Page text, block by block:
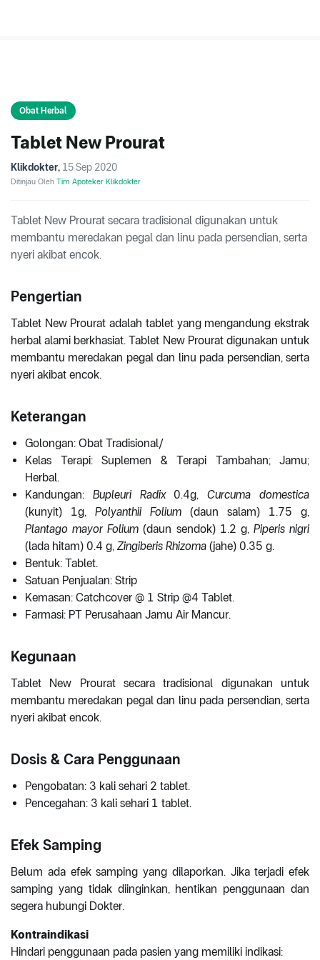
Obat Herbal
Tablet New Prourat
Klikdokter, 15 Sep 2020
Ditinjau Oleh Tim Apoteker Klikdokter
Tablet New Prourat secara tradisional digunakan untuk
membantu meredakan pegal dan linu pada persendian, serta
nyeri akibat encok.
Pengertian
Tablet New Prourat adalah tablet yang mengandung ekstrak
herbal alami berkhasiat. Tablet New Prourat digunakan untuk
membantu meredakan pegal dan linu pada persendian, serta
nyeri akibat encok.
Keterangan
Golongan: Obat Tradisional/
Kelas Terapi: Suplemen & Terapi Tambahan; Jamu;
Herbal.
Kandungan: Bupleuri Radix0.4g,Curcuma domestica
(kunyit) 1g, Polyanthii Folium (daun salam) 1.75 g,
Plantago mayor Folium (daun sendok) 1.2 g, Piperis nigri
(lada hitam) 0.4 g, Zingiberis Rhizoma (jahe) 0.35 g.
Bentuk: Tablet.
Satuan Penjualan: Strip
Kemasan: Catchcover @ 1 Strip @4 Tablet.
Farmasi: PT Perusahaan Jamu Air Mancur.
Kegunaan
Tablet New Prourat secara tradisional digunakan untuk
membantu meredakan pegal dan linu pada persendian, serta
nyeri akibat encok.
Dosis & Cara Penggunaan
Pengobatan: 3 kali sehari 2 tablet.
Pencegahan: 3 kali sehari 1 tablet.
Efek Samping
Belum ada efek samping yang dilaporkan. Jika terjadi efek
samping yang tidak diinginkan, hentikan penggunaan dan
segera hubungi Dokter.
Kontraindikasi
Hindari penggunaan pada pasien yang memiliki indikasi: